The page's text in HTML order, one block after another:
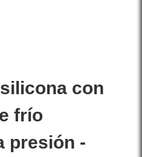
con
frío
presión -